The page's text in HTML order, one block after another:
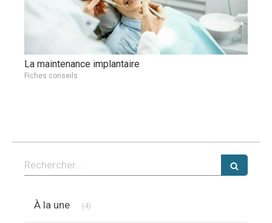
La maintenance implantaire
Fiches conseils
Rechercher
À la une (4)